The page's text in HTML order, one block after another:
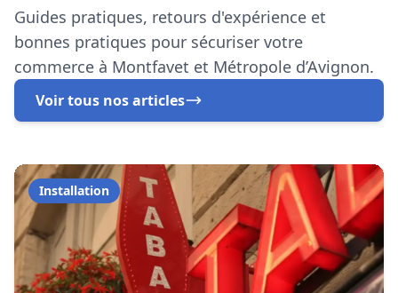
29 octobre 2025
Rideau métallique Montfavet : aides
et subventions 2025
Découvrez les aides financières disponibles pour
renforcer la sécurité de votre commerce à Montfavet.